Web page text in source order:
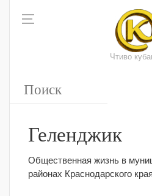
Чтиво
Геленджик
Общественная жизнь в
районах Краснодарского края